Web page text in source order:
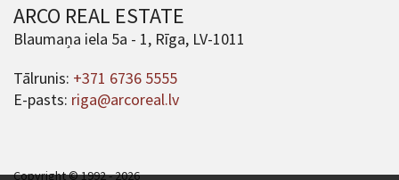
ARCO REAL ESTATE
Blaumaņa iela 5a - 1, Rīga, LV-1011
Tālrunis: +371 6736 5555
E-pasts: riga@arcoreal.lv
Copyright © 1992 - 2026